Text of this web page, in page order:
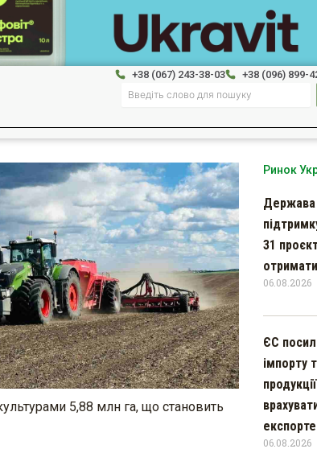
+38 (067) 243-38-03 +38 (096) 899-
Search
5,88 млн га, що становить
Ринок
31
06.08.2026
ЄС
імпорту
06.08.2026